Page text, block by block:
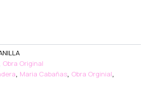
Obra Original
, Maria Cabañas, Obra Orginial,